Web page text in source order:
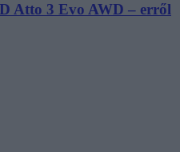
Atto 3 Evo AWD – erről